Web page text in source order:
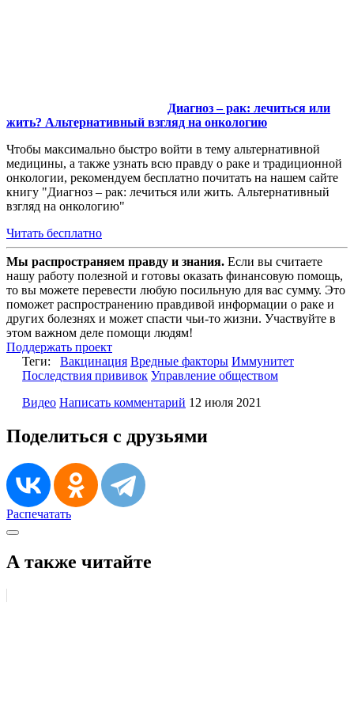
Диагноз – рак: лечиться или
жить? Альтернативный взгляд на онкологию
Чтобы максимально быстро войти в тему альтернативной
медицины, а также узнать всю правду о раке и традиционной
онкологии, рекомендуем бесплатно почитать на нашем сайте
книгу "Диагноз – рак: лечиться или жить. Альтернативный
взгляд на онкологию"
Читать бесплатно
Мы распространяем правду и знания. Если вы считаете
нашу работу полезной и готовы оказать финансовую помощь,
то вы можете перевести любую посильную для вас сумму. Это
поможет распространению правдивой информации о раке и
других болезнях и может спасти чьи-то жизни. Участвуйте в
этом важном деле помощи людям!
Поддержать проект
Теги: Вакцинация Вредные факторы Иммунитет
Последствия прививок Управление обществом
Видео Написать комментарий 12 июля 2021
Поделиться с друзьями
Распечатать
А также читайте